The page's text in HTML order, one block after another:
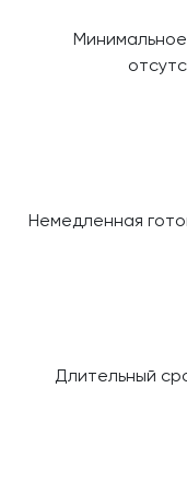
Немедленная
Длительный